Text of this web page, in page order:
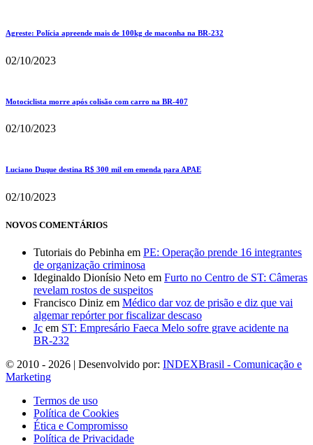
Agreste: Polícia apreende mais de 100kg de maconha na BR-232
02/10/2023
Motociclista morre após colisão com carro na BR-407
02/10/2023
Luciano Duque destina R$ 300 mil em emenda para APAE
02/10/2023
NOVOS COMENTÁRIOS
Tutoriais do Pebinha em PE: Operação prende 16 integrantes
de organização criminosa
Ideginaldo Dionísio Neto em Furto no Centro de ST: Câmeras
revelam rostos de suspeitos
Francisco Diniz em Médico dar voz de prisão e diz que vai
algemar repórter por fiscalizar descaso
Jc em ST: Empresário Faeca Melo sofre grave acidente na
BR-232
© 2010 - 2026 | Desenvolvido por: INDEXBrasil - Comunicação e
Marketing
Termos de uso
Política de Cookies
Ética e Compromisso
Política de Privacidade